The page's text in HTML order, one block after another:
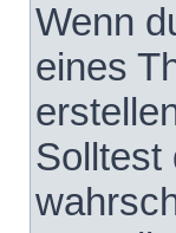
Wenn
eines
Solltest